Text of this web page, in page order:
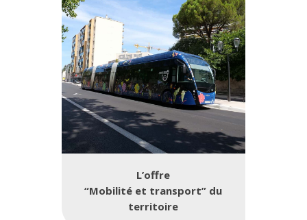
L’offre
“Mobilité et transport” du
territoire